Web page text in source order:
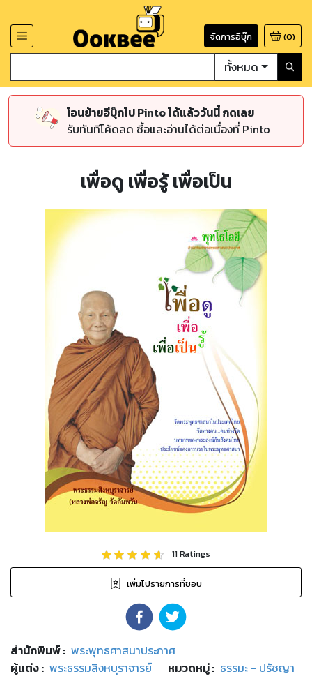
จัดการอีบุ๊ก (0)
ทั้งหมด
โอนย้ายอีบุ๊กไป Pinto ได้แล้ววันนี้ กดเลย
รับทันทีโค้ดลด ซื้อและอ่านได้ต่อเนื่องที่ Pinto
เพื่อดู เพื่อรู้ เพื่อเป็น
11Ratings
เพิ่มไปรายการที่ชอบ
สำนักพิมพ์: พระพุทธศาสนาประกาศ
ผู้แต่ง : พระธรรมสิงหบุราจารย์ หมวดหมู่: ธรรมะ - ปรัชญา